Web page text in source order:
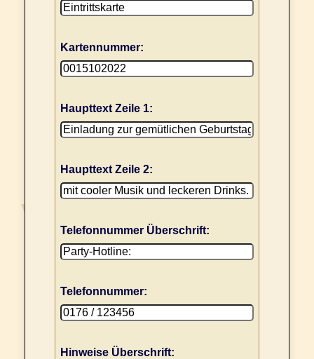
Kartennummer:
Haupttext Zeile 1:
Haupttext Zeile 2:
Telefonnummer Überschrift:
Telefonnummer:
Hinweise Überschrift: